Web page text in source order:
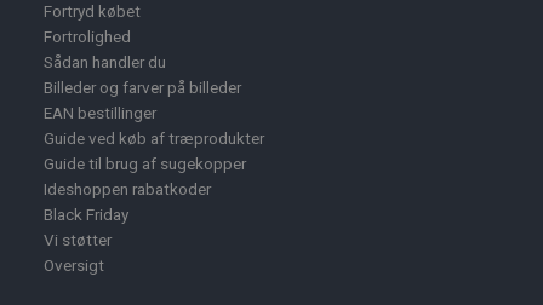
Fortryd købet
Fortrolighed
Sådan handler du
Billeder og farver på billeder
EAN bestillinger
Guide ved køb af træprodukter
Guide til brug af sugekopper
Ideshoppen rabatkoder
Black Friday
Vi støtter
Oversigt